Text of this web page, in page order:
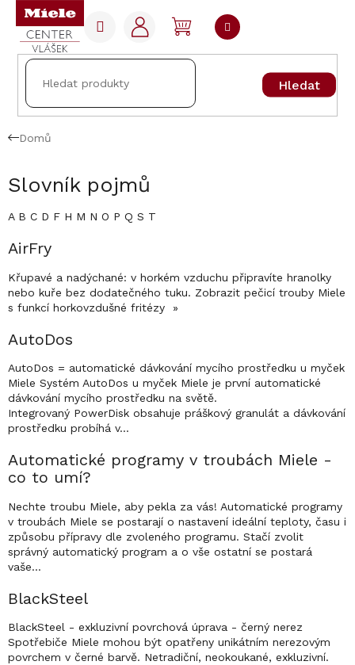
Přejít
obsah
Hledat
NÁKUPNÍ
KOŠÍK
Domů
Slovník pojmů
A B C D F H M N O P Q S T
V
p
i
s
s
o
v
n
í
k
o
v
c
h
p
o
m
AirFry
Křupavé a nadýchané: v horkém vzduchu připravíte hranolky
nebo kuře bez dodatečného tuku. Zobrazit pečicí trouby Miele
s funkcí horkovzdušné fritézy »
AutoDos
AutoDos = automatické dávkování mycího prostředku u myček
Miele Systém AutoDos u myček Miele je první automatické
dávkování mycího prostředku na světě.
Integrovaný PowerDisk obsahuje práškový granulát a dávkování
prostředku probíhá v…
Automatické programy v troubách Miele -
co to umí?
Nechte troubu Miele, aby pekla za vás! Automatické programy
v troubách Miele se postarají o nastavení ideální teploty, času i
způsobu přípravy dle zvoleného programu. Stačí zvolit
správný automatický program a o vše ostatní se postará
vaše…
BlackSteel
BlackSteel - exkluzivní povrchová úprava - černý nerez
Spotřebiče Miele mohou být opatřeny unikátním nerezovým
povrchem v černé barvě. Netradiční, neokoukané, exkluzivní.